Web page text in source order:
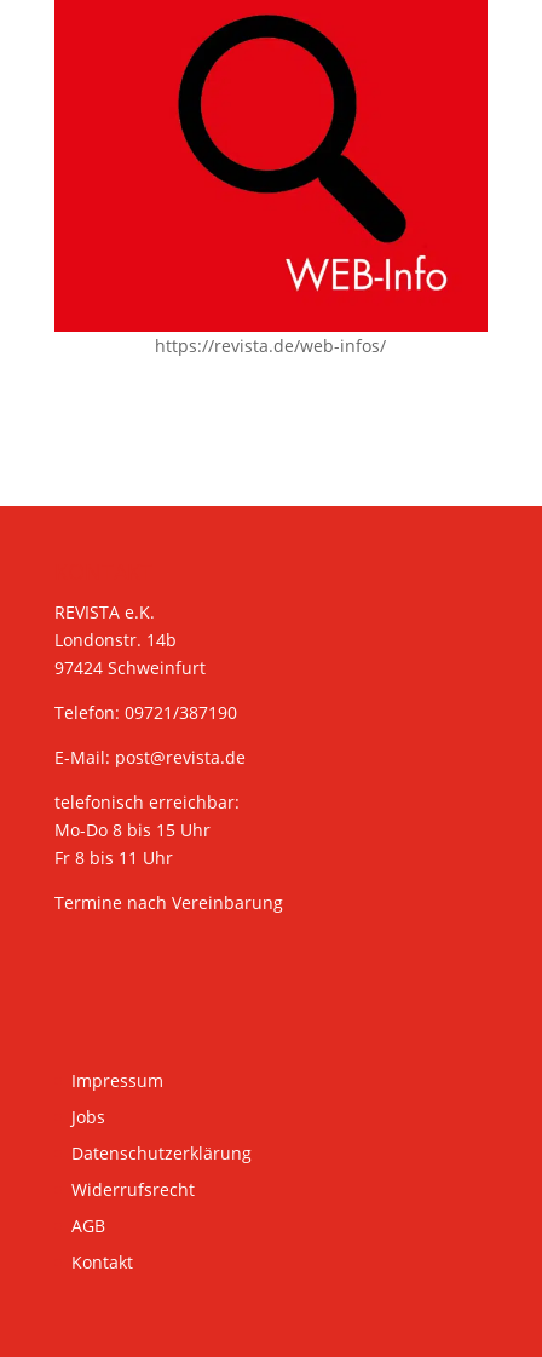
https://revista.de/web-infos/
REVISTA e.K.
Londonstr. 14b
97424 Schweinfurt
Telefon: 09721/387190
E-Mail: post@revista.de
telefonisch erreichbar:
Mo-Do 8 bis 15 Uhr
Fr 8 bis 11 Uhr
Termine nach Vereinbarung
Impressum
Jobs
Datenschutzerklärung
Widerrufsrecht
AGB
Kontakt